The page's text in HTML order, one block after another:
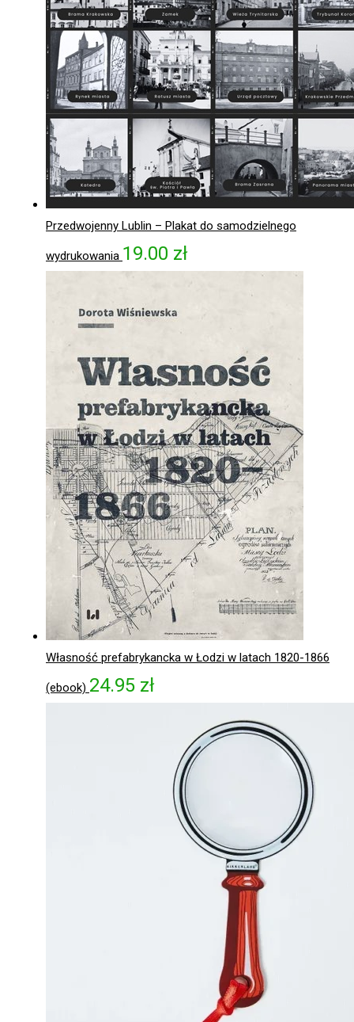
Przedwojenny Lublin – Plakat do samodzielnego
wydrukowania 19.00 zł
Własność prefabrykancka w Łodzi w latach 1820-1866
(ebook) 24.95 zł